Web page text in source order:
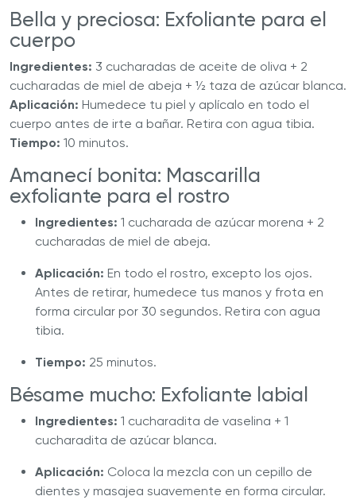
Bella y preciosa: Exfoliante para el
cuerpo
Ingredientes: 3 cucharadas de aceite de oliva + 2
cucharadas de miel de abeja + ½ taza de azúcar blanca.
Aplicación: Humedece tu piel y aplícalo en todo el
cuerpo antes de irte a bañar. Retira con agua tibia.
Tiempo: 10 minutos.
Amanecí bonita: Mascarilla
exfoliante para el rostro
Ingredientes: 1 cucharada de azúcar morena + 2
cucharadas de miel de abeja.
Aplicación: En todo el rostro, excepto los ojos.
Antes de retirar, humedece tus manos y frota en
forma circular por 30 segundos. Retira con agua
tibia.
Tiempo: 25 minutos.
Bésame mucho: Exfoliante labial
Ingredientes: 1 cucharadita de vaselina + 1
cucharadita de azúcar blanca.
Aplicación: Coloca la mezcla con un cepillo de
dientes y masajea suavemente en forma circular.